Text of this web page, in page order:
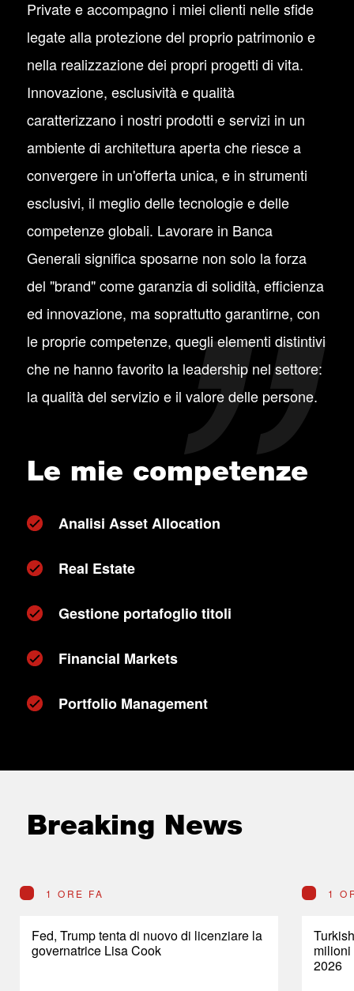
Private e accompagno i miei clienti nelle sfide
legate alla protezione del proprio patrimonio e
nella realizzazione dei propri progetti di vita.
Innovazione, esclusività e qualità
caratterizzano i nostri prodotti e servizi in un
ambiente di architettura aperta che riesce a
convergere in un'offerta unica, e in strumenti
esclusivi, il meglio delle tecnologie e delle
competenze globali. Lavorare in Banca
Generali significa sposarne non solo la forza
del "brand" come garanzia di solidità, efficienza
ed innovazione, ma soprattutto garantirne, con
le proprie competenze, quegli elementi distintivi
che ne hanno favorito la leadership nel settore:
la qualità del servizio e il valore delle persone.
Le mie competenze
Analisi Asset Allocation
Real Estate
Gestione portafoglio titoli
Financial Markets
Portfolio Management
Breaking News
1 ORE FA
Fed, Trump tenta di nuovo di licenziare la
governatrice Lisa Cook
1
2026